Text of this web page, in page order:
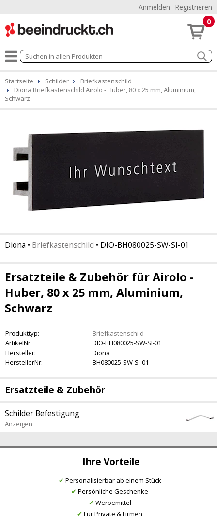
Anmelden Registrieren
0
Ihre Vorteile
✔ Personalisierbar ab einem Stück
✔ Persönliche Geschenke
✔ Werbemittel
✔ Für Private & Firmen
Startseite Schilder
Briefkastenschild
Diona Briefkastenschild Airolo - Huber, 80 x 25 mm, Aluminium,
Schwarz
Diona • Briefkastenschild • DIO-BH080025-SW-SI-01
Ersatzteile & Zubehör für Airolo -
Huber, 80 x 25 mm, Aluminium,
Schwarz
Produkttyp:
Briefkastenschild
ArtikelNr:
DIO-BH080025-SW-SI-01
Hersteller:
Diona
HerstellerNr:
BH080025-SW-SI-01
Ersatzteile & Zubehör
Schilder Befestigung
Anzeigen